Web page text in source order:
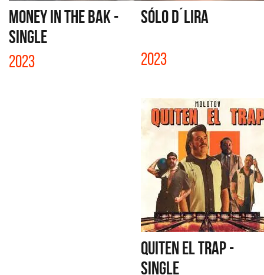
MONEY IN THE BAK -
SINGLE
2023
SÓLO D´LIRA
2023
QUITEN EL TRAP -
SINGLE